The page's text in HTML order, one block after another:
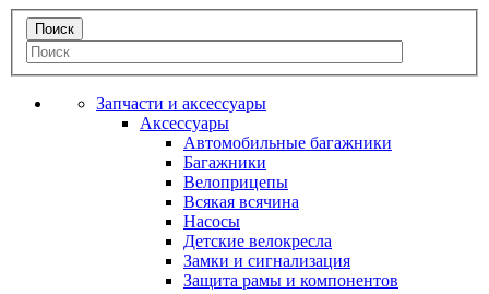
Запчасти и аксессуары
Аксессуары
Автомобильные багажники
Багажники
Велоприцепы
Всякая всячина
Насосы
Детские велокресла
Замки и сигнализация
Защита рамы и компонентов